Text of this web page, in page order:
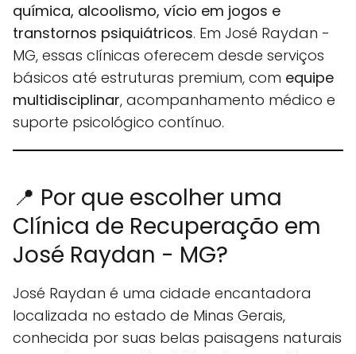
química, alcoolismo, vício em jogos e
transtornos psiquiátricos. Em José Raydan -
MG, essas clínicas oferecem desde serviços
básicos até estruturas premium, com equipe
multidisciplinar, acompanhamento médico e
suporte psicológico contínuo.
📍 Por que escolher uma
Clínica de Recuperação em
José Raydan - MG?
José Raydan é uma cidade encantadora
localizada no estado de Minas Gerais,
conhecida por suas belas paisagens naturais